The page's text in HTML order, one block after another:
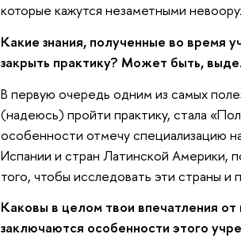
которые кажутся незаметными
Какие знания, полученные во время
закрыть практику? Может быть,
В первую очередь одним из самых
(надеюсь) пройти практику, стала
особенности отмечу специализацию
Испании и стран Латинской Америки,
того, чтобы исследовать эти страны
Каковы в целом твои впечатления
заключаются особенности этого